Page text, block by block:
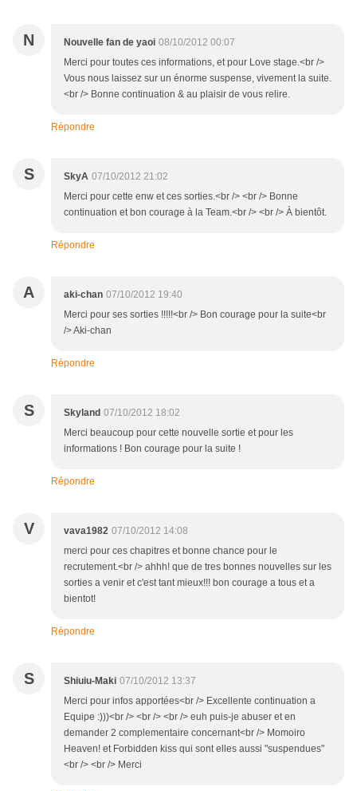
N Nouvelle fan de yaoi 08/10/2012 00:07
Merci pour toutes ces informations, et pour Love stage.<br />
Vous nous laissez sur un énorme suspense, vivement la suite.
<br /> Bonne continuation & au plaisir de vous relire.
Répondre
S SkyA 07/10/2012 21:02
Merci pour cette enw et ces sorties.<br /> <br /> Bonne
continuation et bon courage à la Team.<br /> <br /> À bientôt.
Répondre
A aki-chan 07/10/2012 19:40
Merci pour ses sorties !!!!!<br /> Bon courage pour la suite<br
/> Aki-chan
Répondre
S Skyland 07/10/2012 18:02
Merci beaucoup pour cette nouvelle sortie et pour les
informations ! Bon courage pour la suite !
Répondre
V vava1982 07/10/2012 14:08
merci pour ces chapitres et bonne chance pour le
recrutement.<br /> ahhh! que de tres bonnes nouvelles sur les
sorties a venir et c'est tant mieux!!! bon courage a tous et a
bientot!
Répondre
S Shiuiu-Maki 07/10/2012 13:37
Merci pour infos apportées<br /> Excellente continuation a
Equipe :)))<br /> <br /> <br /> euh puis-je abuser et en
demander 2 complementaire concernant<br /> Momoiro
Heaven! et Forbidden kiss qui sont elles aussi "suspendues"
<br /> <br /> Merci